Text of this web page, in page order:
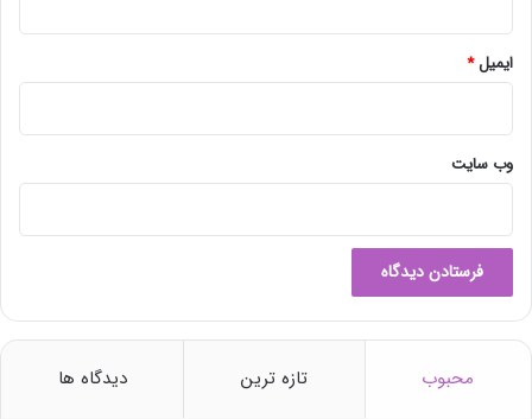
م
ا
ن
ر
و
ن
ایمیل*
وب‌ سایت
محبوب تازه ترین دیدگاه ها